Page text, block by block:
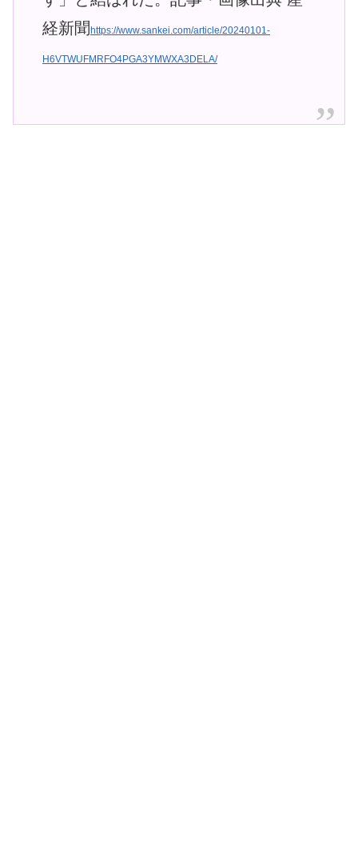
経新聞https://www.sankei.com/article/20240101-
H6VTWUFMRFO4PGA3YMWXA3DELA/